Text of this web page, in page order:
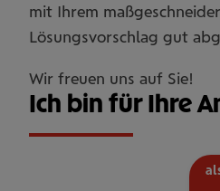
mit Ihrem
Lösungsvorschlag gut
Wir freuen uns auf Sie!
Ich bin für Ihre